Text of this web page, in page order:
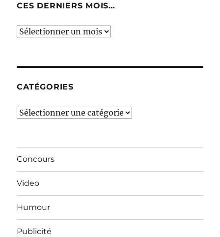
CES DERNIERS MOIS…
Ces
CATÉGORIES
Catégories
Concours
Video
Humour
Publicité